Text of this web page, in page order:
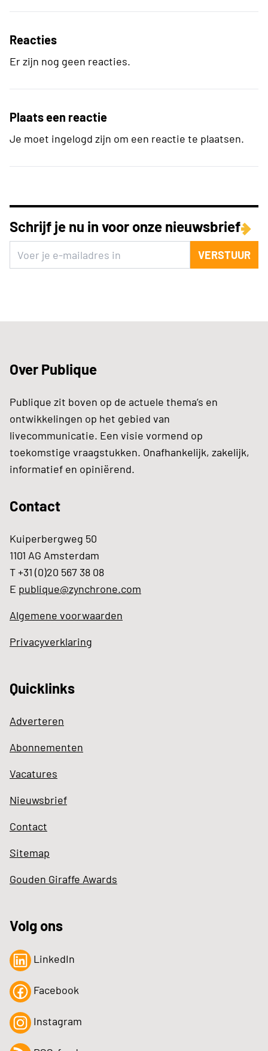
Reacties
Er zijn nog geen reacties.
Plaats een reactie
Je moet ingelogd zijn om een reactie te plaatsen.
Schrijf je nu in voor onze nieuwsbrief
VERSTUUR
Over Publique
Publique zit boven op de actuele thema’s en
ontwikkelingen op het gebied van
livecommunicatie. Een visie vormend op
toekomstige vraagstukken. Onafhankelijk, zakelijk,
informatief en opiniërend.
Contact
Kuiperbergweg 50
1101 AG Amsterdam
T +31 (0)20 567 38 08
E publique@zynchrone.com
Algemene voorwaarden
Privacyverklaring
Quicklinks
Adverteren
Abonnementen
Vacatures
Nieuwsbrief
Contact
Sitemap
Gouden Giraffe Awards
Volg ons
LinkedIn
Facebook
Instagram